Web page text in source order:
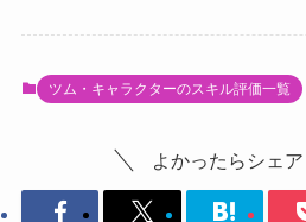
ツム・キャラクターのスキル評価一覧
よかったらシェア